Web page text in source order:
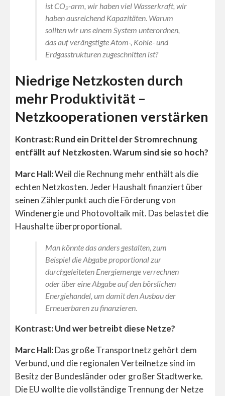
ist CO₂-arm, wir haben viel Wasserkraft, wir
haben ausreichend Kapazitäten. Warum
sollten wir uns einem System unterordnen,
das auf verängstigte Atom-, Kohle- und
Erdgasstrukturen zugeschnitten ist?
Niedrige Netzkosten durch
mehr Produktivität –
Netzkooperationen verstärken
Kontrast: Rund ein Drittel der Stromrechnung
entfällt auf Netzkosten. Warum sind sie so hoch?
Marc Hall:Weil die Rechnung mehr enthält als die
echten Netzkosten. Jeder Haushalt finanziert über
seinen Zählerpunkt auch die Förderung von
Windenergie und Photovoltaik mit. Das belastet die
Haushalte überproportional.
Man könnte das anders gestalten, zum
Beispiel die Abgabe proportional zur
durchgeleiteten Energiemenge verrechnen
oder über eine Abgabe auf den börslichen
Energiehandel, um damit den Ausbau der
Erneuerbaren zu finanzieren.
Kontrast: Und wer betreibt diese Netze?
Marc Hall:Das große Transportnetz gehört dem
Verbund, und die regionalen Verteilnetze sind im
Besitz der Bundesländer oder großer Stadtwerke.
Die EU wollte die vollständige Trennung der Netze